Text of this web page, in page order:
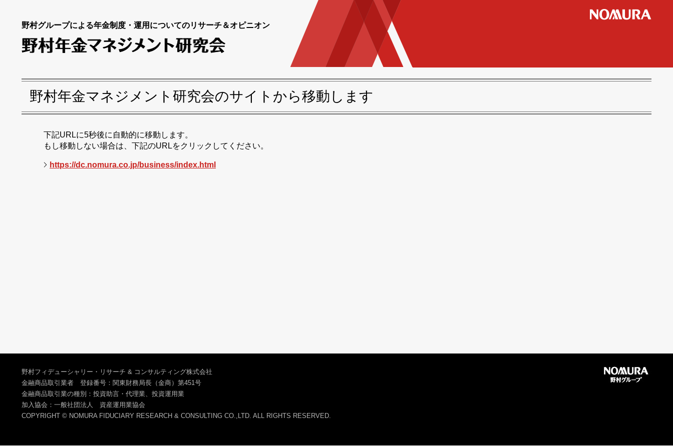
野村グループによる年金制度・運用についてのリサーチ＆オピニオン
野村年金マネジメント研究会のサイトから移動します
下記URLに5秒後に自動的に移動します。
もし移動しない場合は、下記のURLをクリックしてください。
https://dc.nomura.co.jp/business/index.html
野村フィデューシャリー・リサーチ & コンサルティング株式会社
金融商品取引業者 登録番号：関東財務局長（金商）第451号
金融商品取引業の種別：投資助言・代理業、投資運用業
加入協会：一般社団法人 資産運用業協会
COPYRIGHT © NOMURA FIDUCIARY RESEARCH & CONSULTING CO.,LTD. ALL RIGHTS RESERVED.